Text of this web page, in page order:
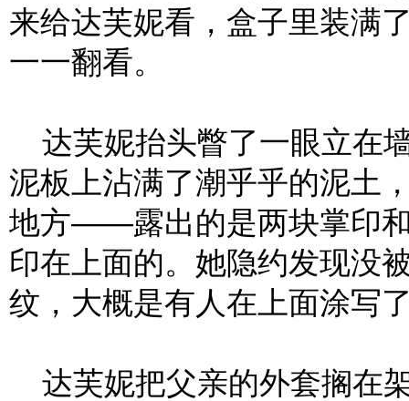
来给达芙妮看，盒子里装满
一一翻看。
达芙妮抬头瞥了一眼立在
泥板上沾满了潮乎乎的泥土
地方——露出的是两块掌印
印在上面的。她隐约发现没
纹，大概是有人在上面涂写
达芙妮把父亲的外套搁在